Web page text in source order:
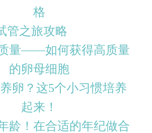
格
管之旅攻略
量——如何获得高质量
的卵母细胞
卵？这5个小习惯培养
起来！
龄！在合适的年纪做合